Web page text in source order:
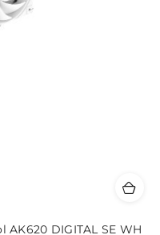
AK620 DIGITAL SE WH